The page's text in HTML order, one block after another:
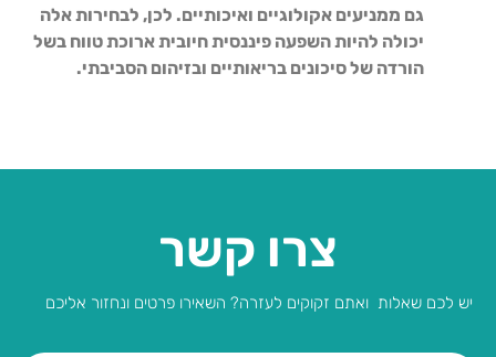
גם ממניעים אקולוגיים ואיכותיים. לכן, לבחירות אלה
יכולה להיות השפעה פיננסית חיובית ארוכת טווח בשל
הורדה של סיכונים בריאותיים ובזיהום הסביבתי.
צרו קשר
יש לכם שאלות ואתם זקוקים לעזרה? השאירו פרטים ונחזור אליכם